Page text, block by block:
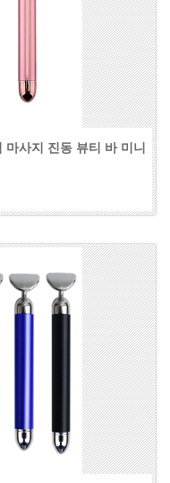
사지 진동 뷰티 바 미니